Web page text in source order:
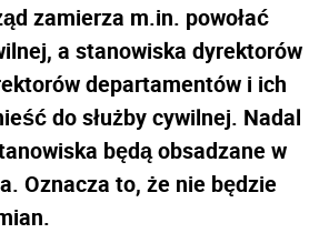
zamierza m.in. powołać
a stanowiska dyrektorów
departamentów i ich
do służby cywilnej. Nadal
będą obsadzane w
Oznacza to, że nie będzie